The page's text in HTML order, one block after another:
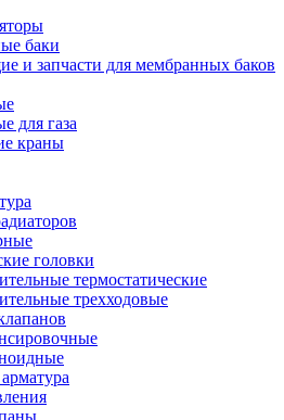
баки
и запчасти для мембранных баков
для газа
краны
головки
термостатические
трехходовые